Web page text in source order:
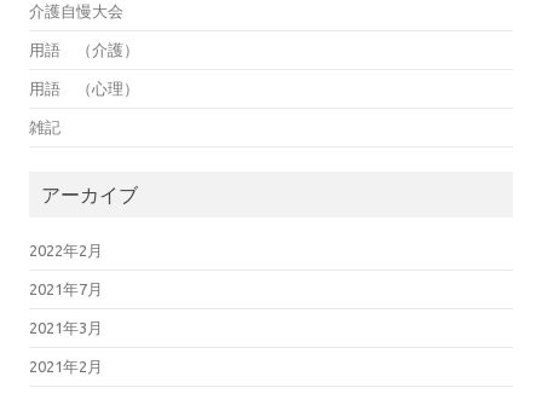
介護自慢大会
用語 （介護）
用語 （心理）
雑記
アーカイブ
2022年2月
2021年7月
2021年3月
2021年2月